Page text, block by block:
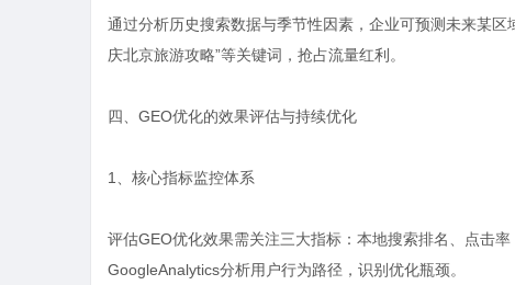
通过分析历史搜索数据与季节性因素，企业可预测未来某
庆北京旅游攻略”等关键词，抢占流量红利。
四、GEO优化的效果评估与持续优化
1、核心指标监控体系
评估GEO优化效果需关注三大指标：本地搜索排名、点击
GoogleAnalytics分析用户行为路径，识别优化瓶颈。